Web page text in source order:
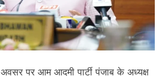
पर आम आदमी पार्टी पंजाब के अध्यक्ष